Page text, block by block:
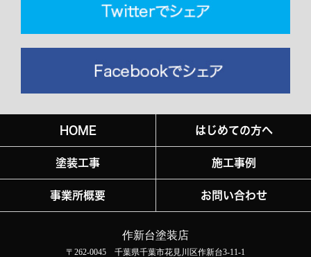
HOME はじめての方へ
塗装工事 施工事例
事業所概要 お問い合わせ
作新台塗装店
〒262-0045 千葉県千葉市花見川区作新台3-11-1